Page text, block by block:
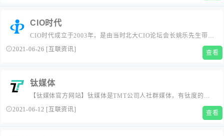
CIO时代
CIO时代成立于2003年，是由当时北大CIO论坛会长姚乐先生带领
北大CIO论坛骨干创建，也是北大科技园当时在北大校内征集并孵
化的机构。从2005年北大CIO班开班到2015年，CIO时代一直作为
2021-06-26 [ 互联资讯] 查看
钛媒体
【钛媒体官方网站】钛媒体是TMT公司人社群媒体，有钛度的一
人一媒体平台，集信息交流融合、IT技术信息、新媒体于一身的
2021-06-12 [互联资讯] 查看